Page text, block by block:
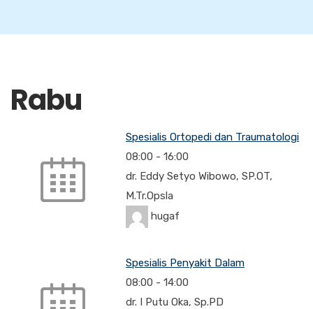
Rabu
Spesialis Ortopedi dan Traumatologi
08:00 - 16:00
dr. Eddy Setyo Wibowo, SP.OT,
M.Tr.Opsla
hugaf
Spesialis Penyakit Dalam
08:00 - 14:00
dr. I Putu Oka, Sp.PD